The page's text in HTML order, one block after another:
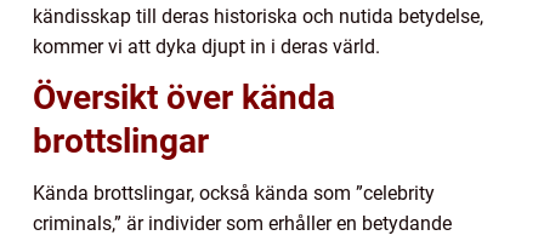
kändisskap till deras historiska och nutida betydelse,
kommer vi att dyka djupt in i deras värld.
Översikt över kända
brottslingar
Kända brottslingar, också kända som ”celebrity
criminals,” är individer som erhåller en betydande